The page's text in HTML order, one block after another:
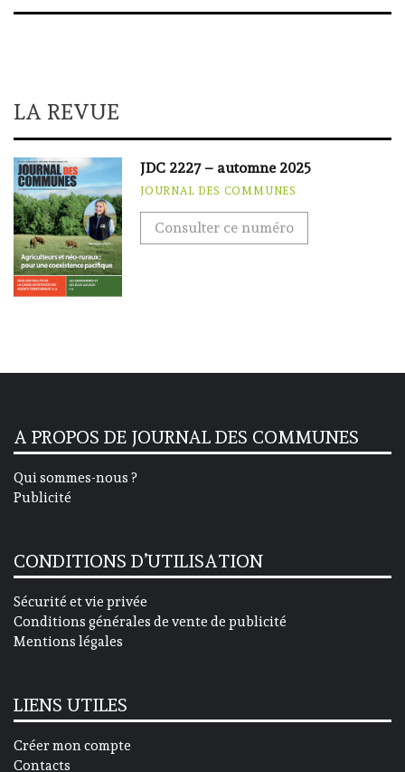
LA REVUE
JDC 2227 – automne 2025
JOURNAL DES COMMUNES
Consulter ce numéro
A PROPOS DE JOURNAL DES COMMUNES
Qui sommes-nous ?
Publicité
CONDITIONS D’UTILISATION
Sécurité et vie privée
Conditions générales de vente de publicité
Mentions légales
LIENS UTILES
Créer mon compte
Contacts